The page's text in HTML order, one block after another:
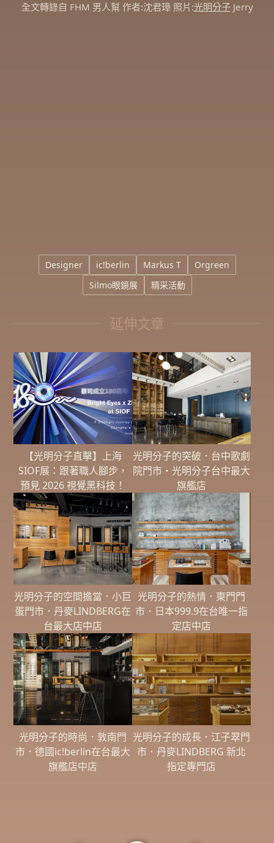
全文轉錄自 FHM 男人幫 作者:沈君璋 照片:光明分子Jerry
Designer ic!berlin Markus T
Orgreen
Silmo眼鏡展
精采活動
延伸文章
【光明分子直擊】上海
SIOF展：跟著職人腳步，
預見 2026 視覺黑科技！
光明分子的突破．台中歌劇
院門市・光明分子台中最大
旗艦店
光明分子的空間擔當．小巨
蛋門市．丹麥LINDBERG在
台最大店中店
光明分子的熱情．東門門
市．日本999.9在台唯一指
定店中店
光明分子的時尚．敦南門
市．德國ic!berlin在台最大
旗艦店中店
光明分子的成長．江子翠門
市．丹麥LINDBERG 新北
指定專門店